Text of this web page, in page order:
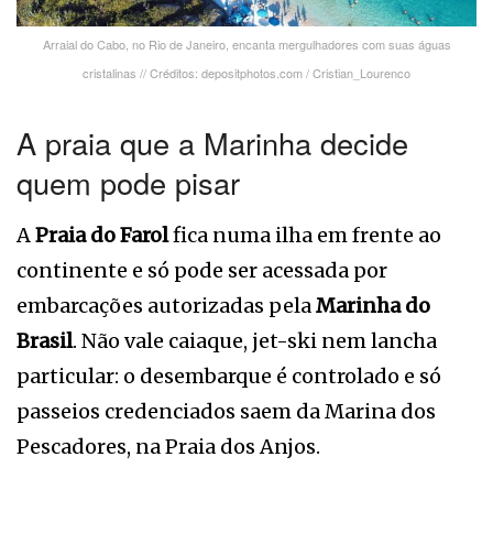
Arraial do Cabo, no Rio de Janeiro, encanta mergulhadores com suas águas
cristalinas // Créditos: depositphotos.com / Cristian_Lourenco
A praia que a Marinha decide
quem pode pisar
APraia do Farolfica numa ilha em frente ao
continente e só pode ser acessada por
embarcações autorizadas pelaMarinha do
Brasil. Não vale caiaque, jet-ski nem lancha
particular: o desembarque é controlado e só
passeios credenciados saem da Marina dos
Pescadores, na Praia dos Anjos.